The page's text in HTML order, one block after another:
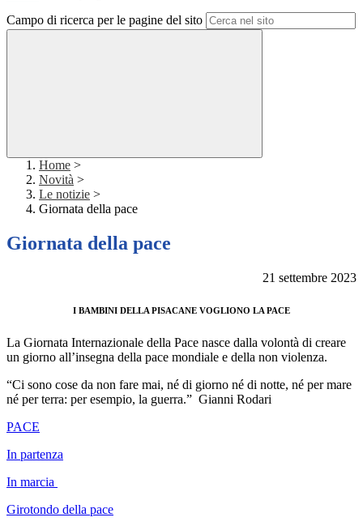
Campo di ricerca per le pagine del sito
Home >
Novità >
Le notizie >
Giornata della pace
Giornata della pace
21 settembre 2023
I BAMBINI DELLA PISACANE VOGLIONO LA PACE
La Giornata Internazionale della Pace nasce dalla volontà di creare
un giorno all’insegna della pace mondiale e della non violenza.
“Ci sono cose da non fare mai, né di giorno né di notte, né per mare
né per terra: per esempio, la guerra.” Gianni Rodari
PACE
In partenza
In marcia
Girotondo della pace